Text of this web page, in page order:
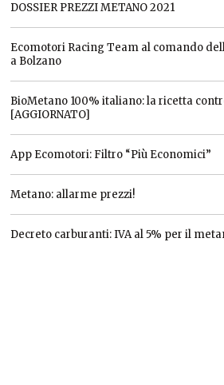
DOSSIER PREZZI METANO 2021
Ecomotori Racing Team al comando
a Bolzano
BioMetano 100% italiano: la ricetta
[AGGIORNATO]
App Ecomotori: Filtro “Più Economici”
Metano: allarme prezzi!
Decreto carburanti: IVA al 5% per il